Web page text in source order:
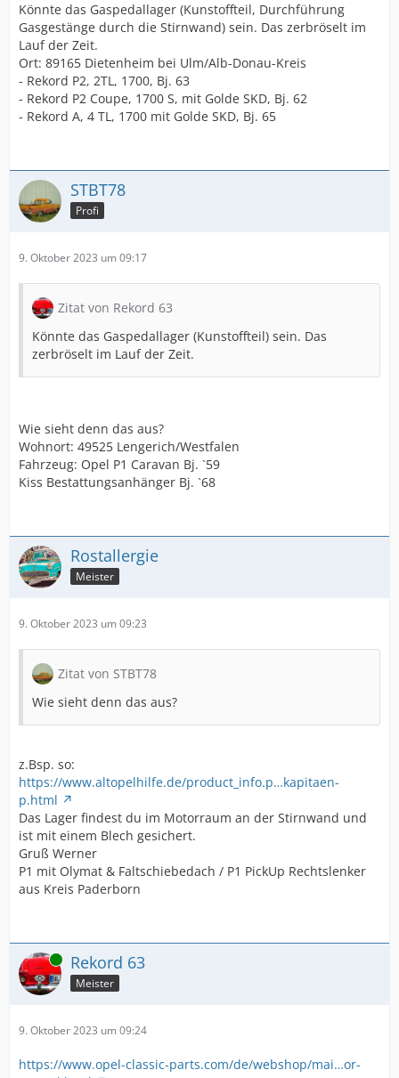
Könnte das Gaspedallager (Kunstoffteil, Durchführung
Gasgestänge durch die Stirnwand) sein. Das zerbröselt im
Lauf der Zeit.
Ort: 89165 Dietenheim bei Ulm/Alb-Donau-Kreis
- Rekord P2, 2TL, 1700, Bj. 63
- Rekord P2 Coupe, 1700 S, mit Golde SKD, Bj. 62
- Rekord A, 4 TL, 1700 mit Golde SKD, Bj. 65
STBT78
Profi
9. Oktober 2023 um 09:17
Zitat von Rekord 63
Könnte das Gaspedallager (Kunstoffteil) sein. Das
zerbröselt im Lauf der Zeit.
Wie sieht denn das aus?
Wohnort: 49525 Lengerich/Westfalen
Fahrzeug: Opel P1 Caravan Bj. `59
Kiss Bestattungsanhänger Bj. `68
Rostallergie
Meister
9. Oktober 2023 um 09:23
Zitat von STBT78
Wie sieht denn das aus?
z.Bsp. so:
https://www.altopelhilfe.de/product_info.p…kapitaen-
p.html
Das Lager findest du im Motorraum an der Stirnwand und
ist mit einem Blech gesichert.
Gruß Werner
P1 mit Olymat & Faltschiebedach / P1 PickUp Rechtslenker
aus Kreis Paderborn
Online Rekord 63
Meister
9. Oktober 2023 um 09:24
https://www.opel-classic-parts.com/de/webshop/mai…or-